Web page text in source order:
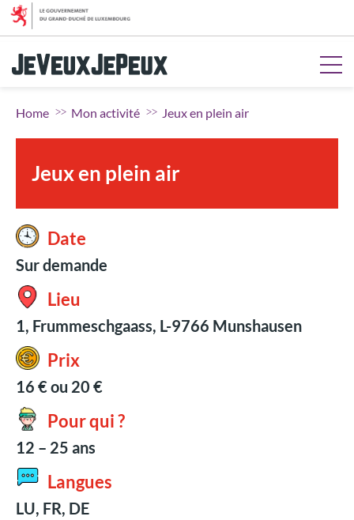
Aller au menu
Aller à la recherche
Home Mon activité Jeux en plein air
Jeux en plein air
Date
Sur demande
Lieu
1, Frummeschgaass, L-9766 Munshausen
Prix
16 € ou 20 €
Pour qui ?
12 – 25 ans
Langues
LU, FR, DE